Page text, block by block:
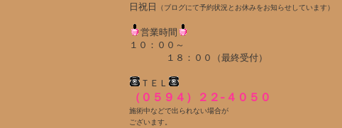
日祝日
（ブログにて予約状況とお休みをお知らせしています）
営業時間
１０：００～
１８：００（最終受付）
ＴＥＬ
（０５９４）２２-４０５０
施術中などで出られない場合が
ございます。